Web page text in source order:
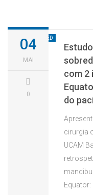
UNCATEGORIZED
04
MAI
0
com 2
do
cirurgia
UCAM